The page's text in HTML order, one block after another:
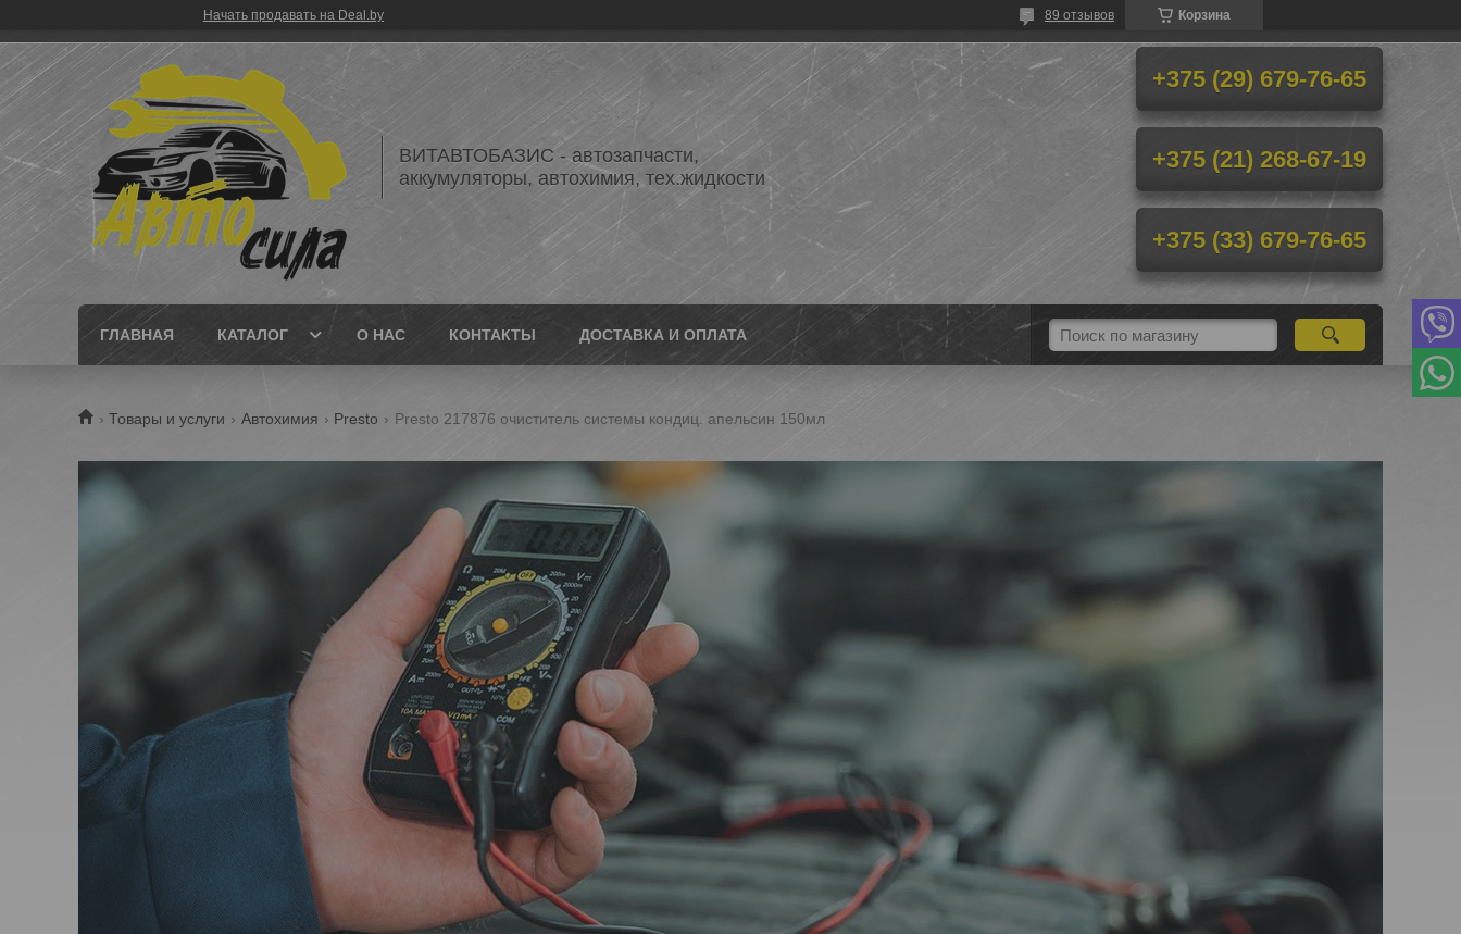
Начать продавать на Deal.by Корзина
89 отзывов
ВИТАВТОБАЗИС - автозапчасти,
аккумуляторы, автохимия, тех.жидкости
+375 (29) 679-76-65
+375 (21) 268-67-19
+375 (33) 679-76-65
ГЛАВНАЯ КАТАЛОГ О НАС КОНТАКТЫ ДОСТАВКА И ОПЛАТА
Товары и услуги Автохимия Presto Presto 217876 очиститель системы кондиц. апельсин 150мл